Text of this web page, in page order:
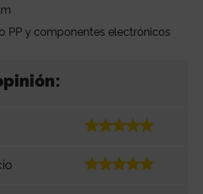
PP y componentes electrónicos